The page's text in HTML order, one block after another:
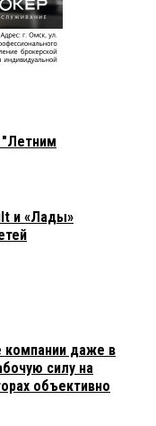
и «Лады»
даже в
силу на
объективно